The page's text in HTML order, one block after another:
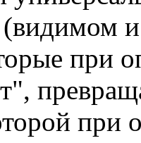
(видимом
при
при